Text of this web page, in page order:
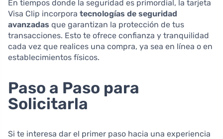
En tiempos donde la seguridad es primordial, la tarjeta
Visa Clip incorpora tecnologías de seguridad
avanzadas que garantizan la protección de tus
transacciones. Esto te ofrece confianza y tranquilidad
cada vez que realices una compra, ya sea en línea o en
establecimientos físicos.
Paso a Paso para
Solicitarla
Si te interesa dar el primer paso hacia una experiencia